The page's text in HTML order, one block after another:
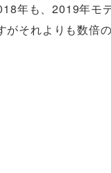
年も、2019年モ
がそれよりも数倍